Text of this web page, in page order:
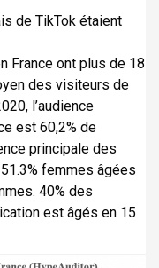
de TikTok étaient
France ont plus de 18
des visiteurs de
l’audience
est 60,2% de
principale des
femmes âgées
40% des
est âgés en 15